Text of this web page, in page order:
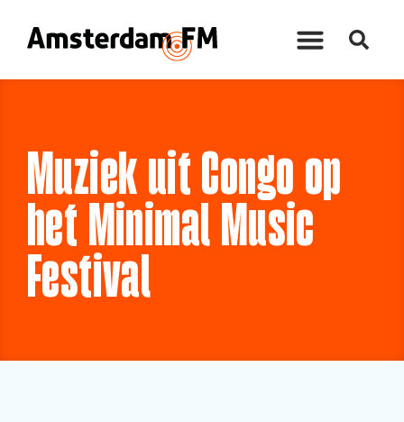
Muziek uit Congo op
het Minimal Music
Festival